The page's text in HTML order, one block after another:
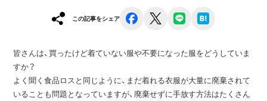
この記事をシェア facebook line
皆さんは、買ったけど着ていない服や不要になった服をどうしていま
すか？
よく聞く食品ロスと同じように、まだ着れる衣服が大量に廃棄されて
いることも問題となっていますが、廃棄せずに手放す方法はたくさん